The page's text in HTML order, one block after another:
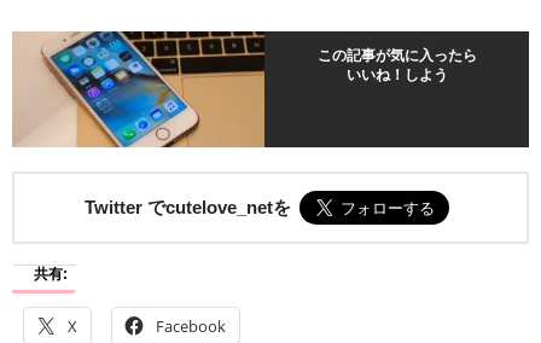
この記事が気に入ったら
いいね！しよう
Twitter でcutelove_netを
共有:
X Facebook